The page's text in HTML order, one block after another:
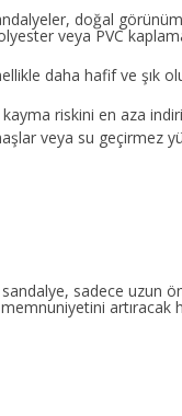
doğal
veya PVC
daha hafif ve şık
kayma riskini en aza
veya su geçirmez
sadece uzun
artıracak